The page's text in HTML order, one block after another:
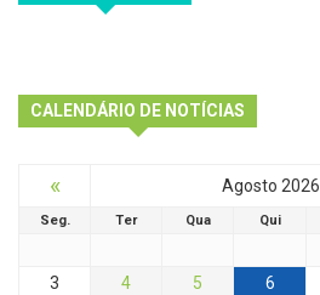
CALENDÁRIO DE NOTÍCIAS
« Agosto 2026
Seg. Ter Qua Qui
3
4 5 6